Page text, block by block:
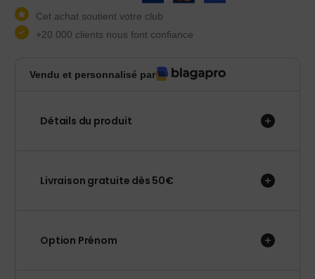
Cet achat soutient votre club
+20 000 clients nous font confiance
Vendu et personnalisé par
Détails du produit
Livraison gratuite dès 50€
Option Prénom